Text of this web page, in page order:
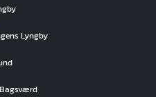
Lyngby